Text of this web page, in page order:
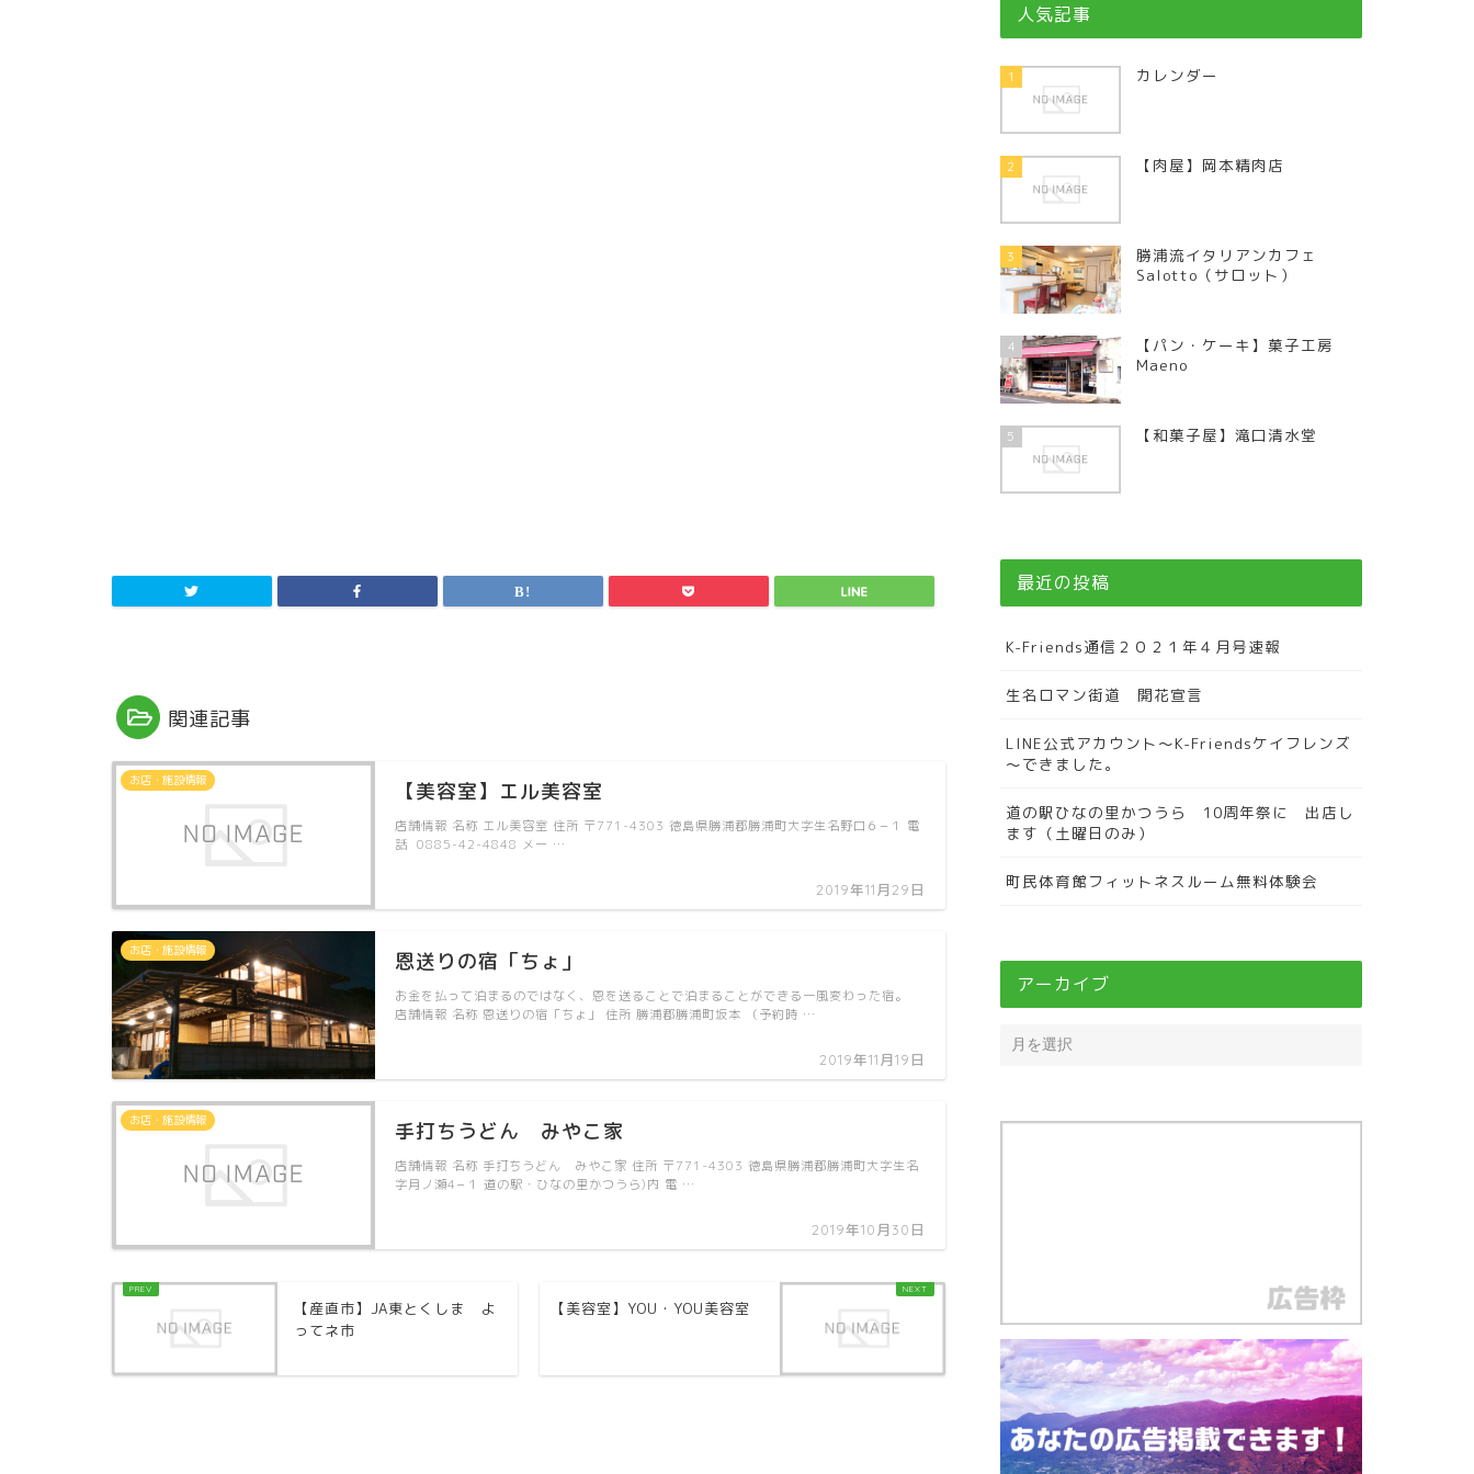
関連記事
お店・施設情報 【美容室】エル美容室
2019年11月29日
店舗情報 名称 エル美容室 住所 〒771-4303 徳島県勝浦郡勝浦町大字生名野口６−１ 電
話 0885-42-4848 メー …
お店・施設情報 恩送りの宿「ちょ」
2019年11月19日
お金を払って泊まるのではなく、恩を送ることで泊まることができる一風変わった宿。
店舗情報 名称 恩送りの宿「ちょ」 住所 勝浦郡勝浦町坂本 （予約時 …
お店・施設情報 手打ちうどん みやこ家
2019年10月30日
店舗情報 名称 手打ちうどん みやこ家 住所 〒771-4303 徳島県勝浦郡勝浦町大字生名
字月ノ瀬4−１ 道の駅・ひなの里かつうら)内 電 …
【産直市】JA東とくしま よ
ってネ市
【美容室】YOU・YOU美容室
人気記事
1 カレンダー
2 【肉屋】岡本精肉店
3
勝浦流イタリアンカフェ
Salotto（サロット）
4
【パン・ケーキ】菓子工房
Maeno
5 【和菓子屋】滝口清水堂
最近の投稿
K-Friends通信２０２１年４月号速報
生名ロマン街道 開花宣言
LINE公式アカウント～K-Friendsケイフレンズ
～できました。
道の駅ひなの里かつうら 10周年祭に 出店し
ます（土曜日のみ）
町民体育館フィットネスルーム無料体験会
アーカイブ